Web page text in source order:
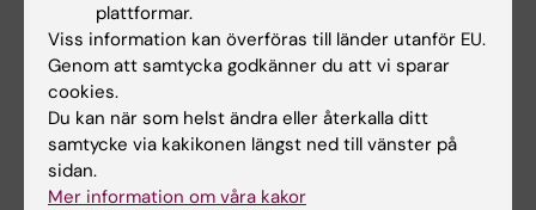
Kan jag få tillgång till manualen?
Ja, kursen och manualen bygger på samma
material. Du kan få tillgång till Canvas
kursrummet utan att behöva göra övningarna
via formuläret
plattformar.
Viss information kan överföras till länder utanför EU.
Genom att samtycka godkänner du att vi sparar
cookies.
Du kan när som helst ändra eller återkalla ditt
samtycke via kakikonen längst ned till vänster på
sidan.
Mer information om våra kakor